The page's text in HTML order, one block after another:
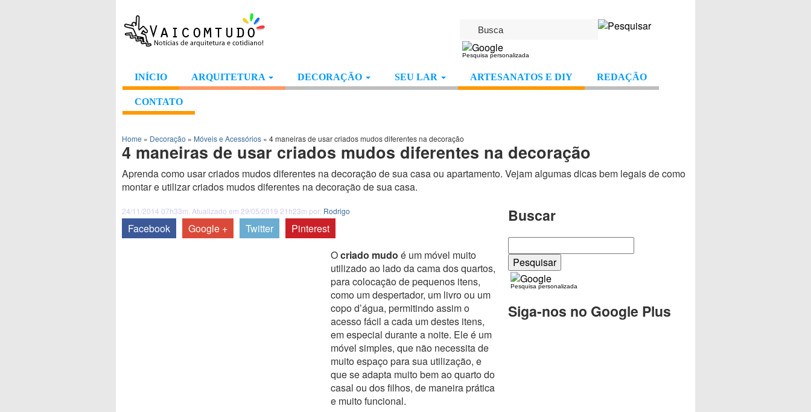
Pesquisa personalizada
INÍCIO ARQUITETURA DECORAÇÃO SEU LAR ARTESANATOS E DIY REDAÇÃO
CONTATO
Home » Decoração » Móveis e Acessórios » 4 maneiras de usar criados mudos diferentes na decoração
4 maneiras de usar criados mudos diferentes na decoração
Aprenda como usar criados mudos diferentes na decoração de sua casa ou apartamento. Vejam algumas dicas bem legais de como
montar e utilizar criados mudos diferentes na decoração de sua casa.
24/11/2014 07h33m. Atualizado em 29/05/2019 21h23m por: Rodrigo
Facebook Google + Twitter
Pinterest
Ocriado mudo é um móvel muito
utilizado ao lado da cama dos quartos,
para colocação de pequenos itens,
como um despertador, um livro ou um
copo d’água, permitindo assim o
acesso fácil a cada um destes itens,
em especial durante a noite. Ele é um
móvel simples, que não necessita de
muito espaço para sua utilização, e
que se adapta muito bem ao quarto do
casal ou dos filhos, de maneira prática
e muito funcional.
Buscar
Pesquisa personalizada
Siga-nos no Google Plus